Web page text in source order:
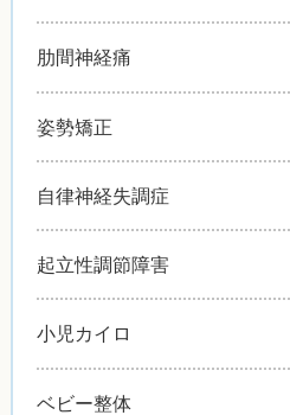
肋間神経痛
姿勢矯正
自律神経失調症
起立性調節障害
小児カイロ
ベビー整体